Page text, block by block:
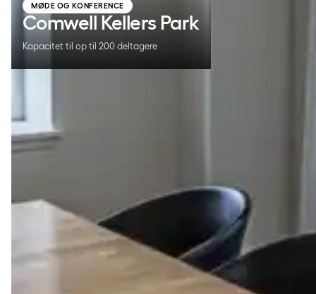
MØDE OG KONFERENCE
Comwell Kellers Park
Kapacitet til op til 200 deltagere